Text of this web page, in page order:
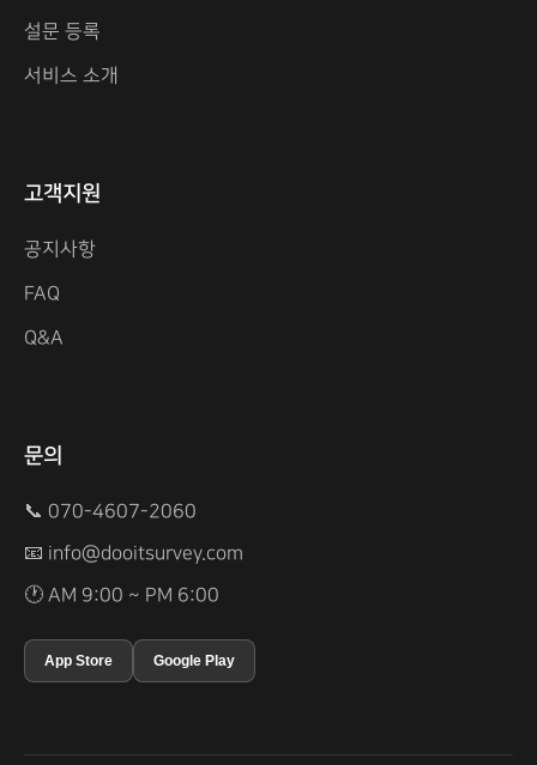
설문 등록
서비스 소개
고객지원
공지사항
FAQ
Q&A
문의
📞 070-4607-2060
📧 info@dooitsurvey.com
🕐 AM 9:00 ~ PM 6:00
App Store Google Play